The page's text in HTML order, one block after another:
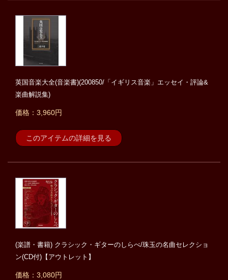
英国音楽大全(音楽書)(200850/「イギリス音楽」エッセイ・評論&
楽曲解説集)
価格：3,960円
このアイテムの詳細を見る
(楽譜・書籍) クラシック・ギターのしらべ/珠玉の名曲セレクショ
ン(CD付)【アウトレット】
価格：3,080円